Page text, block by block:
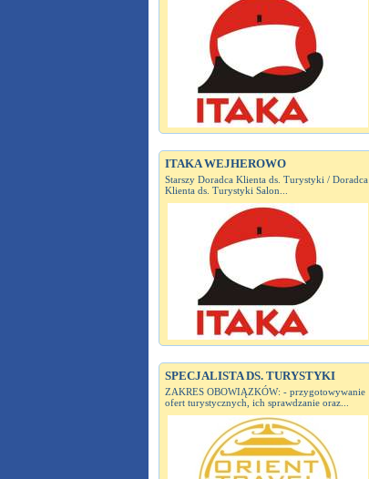
ITAKA WEJHEROWO
Starszy Doradca Klienta ds. Turystyki / Doradca
Klienta ds. Turystyki Salon...
SPECJALISTA DS. TURYSTYKI
ZAKRES OBOWIĄZKÓW: - przygotowywanie
ofert turystycznych, ich sprawdzanie oraz...